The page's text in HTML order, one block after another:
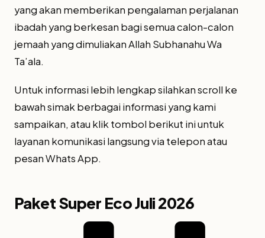
yang akan memberikan pengalaman perjalanan
ibadah yang berkesan bagi semua calon-calon
jemaah yang dimuliakan Allah Subhanahu Wa
Ta’ala.
Untuk informasi lebih lengkap silahkan scroll ke
bawah simak berbagai informasi yang kami
sampaikan, atau klik tombol berikut ini untuk
layanan komunikasi langsung via telepon atau
pesan Whats App.
Paket Super Eco Juli 2026